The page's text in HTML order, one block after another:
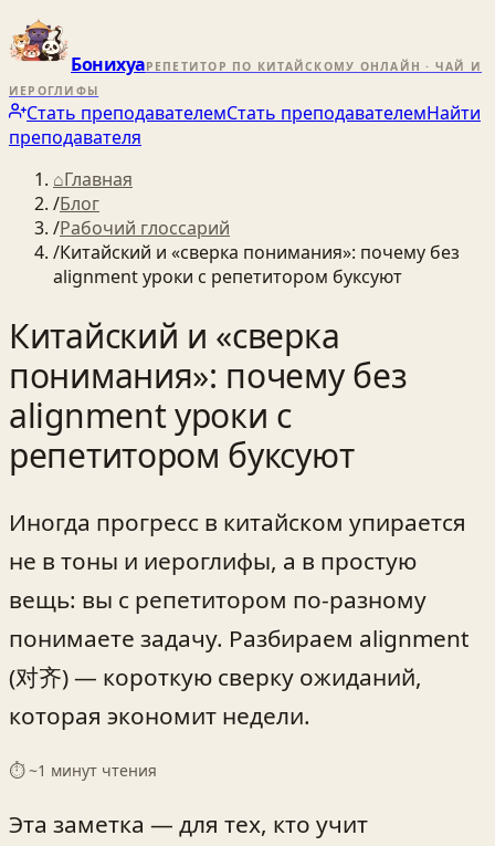
БонихуаРЕПЕТИТОР ПО КИТАЙСКОМУ ОНЛАЙН · ЧАЙ И
ИЕРОГЛИФЫ
Стать преподавателемСтать преподавателемНайти
преподавателя
⌂Главная
/Блог
/Рабочий глоссарий
/Китайский и «сверка понимания»: почему без
alignment уроки с репетитором буксуют
Китайский и «сверка
понимания»: почему без
alignment уроки с
репетитором буксуют
Иногда прогресс в китайском упирается
не в тоны и иероглифы, а в простую
вещь: вы с репетитором по‑разному
понимаете задачу. Разбираем alignment
(对齐) — короткую сверку ожиданий,
которая экономит недели.
⏱ ~1 минут чтения
Эта заметка — для тех, кто учит